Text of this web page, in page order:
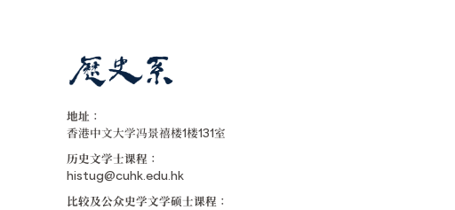
地址：
香港中文大学冯景禧楼1楼131室
历史文学士课程：
histug@cuhk.edu.hk
比较及公众史学文学硕士课程：